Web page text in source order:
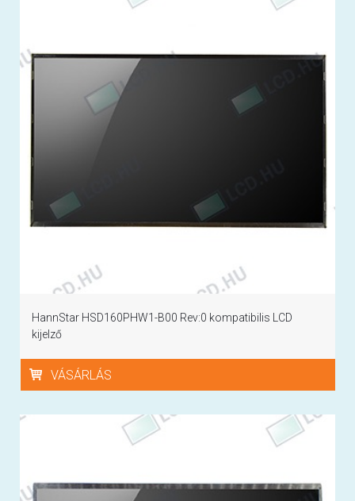
HannStar HSD160PHW1-B00 Rev:0 kompatibilis LCD
kijelző
VÁSÁRLÁS